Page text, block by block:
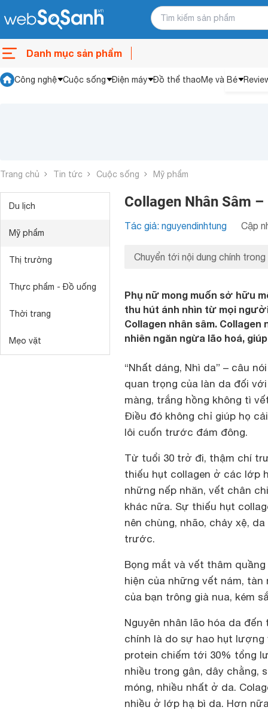
Danh mục sản phẩm
Công nghệ Cuộc sống Điện máy Đồ thể thaoMẹ và Bé
Trang chủ Tin tức Cuộc sống Mỹ phẩm
Du lịch
Mỹ phẩm
Thị trường
Thực phẩm - Đồ uống
Thời trang
Mẹo vặt
Collagen Nhân Sâm
Tác giả: nguyendinhtung Cập
Chuyển tới nội dung chính trong
Phụ nữ mong muốn sở hữu
thu hút ánh nhìn từ mọi
Collagen nhân sâm. Collagen
nhiên ngăn ngừa lão hoá,
“Nhất dáng, Nhì da” – câu
quan trọng của làn da đối
màng, trắng hồng không tì
Điều đó không chỉ giúp họ
lôi cuốn trước đám đông.
Từ tuổi 30 trở đi, thậm chí
thiếu hụt collagen ở các lớp
những nếp nhăn, vết chân
khác nữa. Sự thiếu hụt
nên chùng, nhão, chảy xệ,
trước.
Bọng mắt và vết thâm
hiện của những vết nám, tàn
của bạn trông già nua, kém
Nguyên nhân lão hóa da
chính là do sự hao hụt lượng
protein chiếm tới 30% tổng
nhiều trong gân, dây chằng,
móng, nhiều nhất ở da.
nhiều ở lớp hạ bì da. Hơn